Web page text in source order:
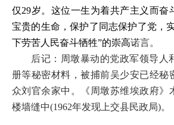
仅29岁。这位一生为着共产主义而奋
宝贵的生命，保护了同志保护了党，
下劳苦人民奋斗牺牲”的崇高诺言。
后记：周墩暴动的党政军领导人
册等秘密材料，被捕前吴少安已经秘
众刘官余家中。《周墩苏维埃政府》
楼墙缝中(1962年发现上交县民政局)。